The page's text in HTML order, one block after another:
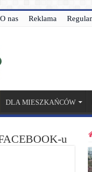
O nas Reklama
DLA MIESZKAŃCÓW
u